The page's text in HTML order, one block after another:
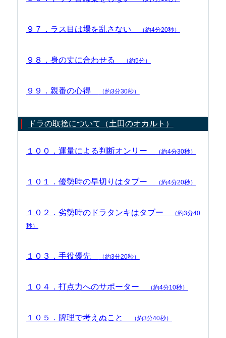
９７．ラス目は場を乱さない （約4分20秒）
９８．身の丈に合わせる （約5分）
９９．親番の心得 （約3分30秒）
ドラの取捨について（土田のオカルト）
１００．運量による判断オンリー （約4分30秒）
１０１．優勢時の早切りはタブー （約4分20秒）
１０２．劣勢時のドラタンキはタブー
（約3分40
秒）
１０３．手役優先 （約3分20秒）
１０４．打点力へのサポーター （約4分10秒）
１０５．牌理で考えぬこと （約3分40秒）